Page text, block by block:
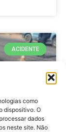
como
dispositivo. O
dados
neste site. Não
ACIDENTE